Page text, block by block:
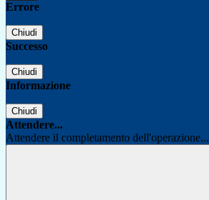
Errore
Chiudi
Successo
Chiudi
Informazione
Chiudi
Attendere...
Attendere il completamento dell'operazione...